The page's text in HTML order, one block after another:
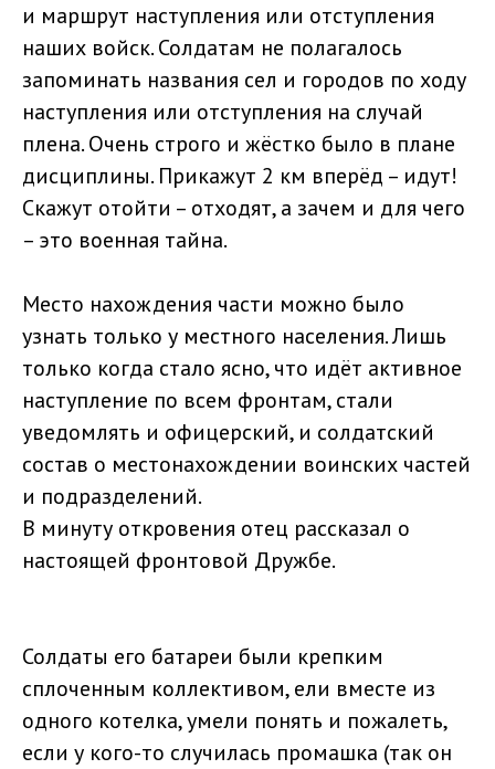
и маршрут наступления или отступления
наших войск. Солдатам не полагалось
запоминать названия сел и городов по ходу
наступления или отступления на случай
плена. Очень строго и жёстко было в плане
дисциплины. Прикажут 2 км вперёд – идут!
Скажут отойти – отходят, а зачем и для чего
– это военная тайна.
Место нахождения части можно было
узнать только у местного населения. Лишь
только когда стало ясно, что идёт активное
наступление по всем фронтам, стали
уведомлять и офицерский, и солдатский
состав о местонахождении воинских частей
и подразделений.
В минуту откровения отец рассказал о
настоящей фронтовой Дружбе.
Солдаты его батареи были крепким
сплоченным коллективом, ели вместе из
одного котелка, умели понять и пожалеть,
если у кого-то случилась промашка (так он